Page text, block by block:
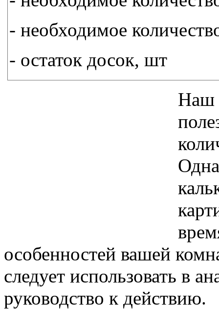
- необходимое
- остаток досок, шт
Наш
особенностей вашей
следует использовать в
руководство к действию.